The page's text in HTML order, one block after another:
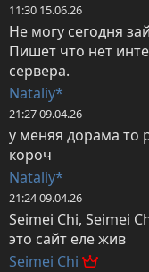
11:30 15.06.26
Не могу сегодня
Пишет что нет
сервера.
Nataliy*
21:27 09.04.26
у меняя дорама то
короч
Nataliy*
21:24 09.04.26
Seimei Chi, Seimei
это сайт еле жив
Seimei Chi